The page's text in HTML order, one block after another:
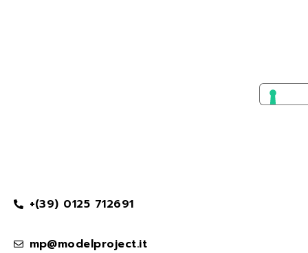
+(39) 0125 712691
mp@modelproject.it